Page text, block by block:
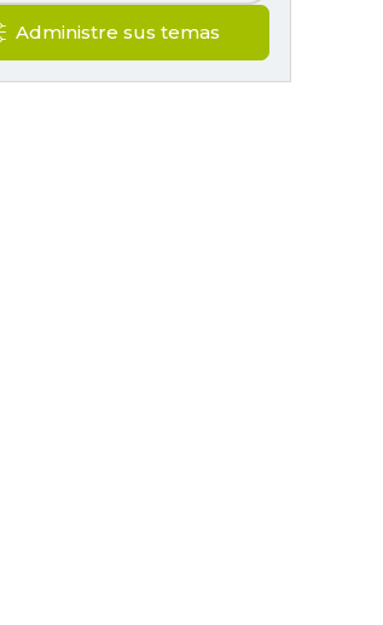
Administre sus temas